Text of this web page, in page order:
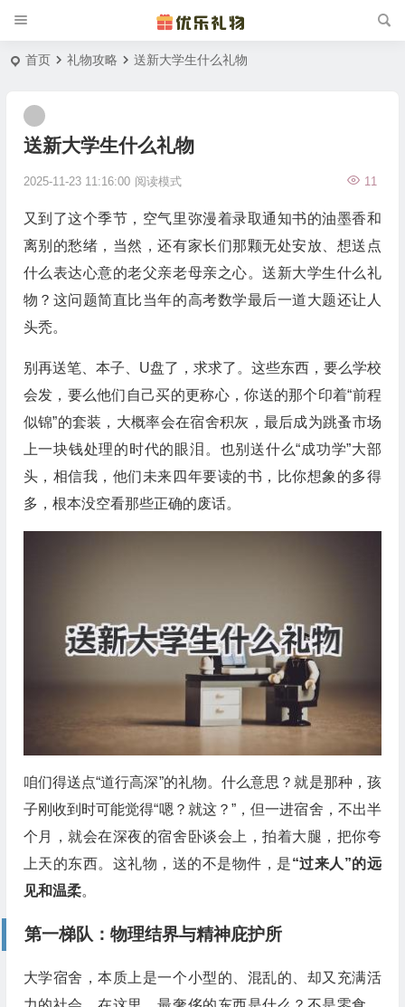
首页 礼物攻略 送新大学生什么礼物
送新大学生什么礼物
2025-11-23 11:16:00 11
阅读模式
又到了这个季节，空气里弥漫着录取通知书的油墨香和
离别的愁绪，当然，还有家长们那颗无处安放、想送点
什么表达心意的老父亲老母亲之心。送新大学生什么礼
物？这问题简直比当年的高考数学最后一道大题还让人
头秃。
别再送笔、本子、U盘了，求求了。这些东西，要么学校
会发，要么他们自己买的更称心，你送的那个印着“前程
似锦”的套装，大概率会在宿舍积灰，最后成为跳蚤市场
上一块钱处理的时代的眼泪。也别送什么“成功学”大部
头，相信我，他们未来四年要读的书，比你想象的多得
多，根本没空看那些正确的废话。
咱们得送点“道行高深”的礼物。什么意思？就是那种，孩
子刚收到时可能觉得“嗯？就这？”，但一进宿舍，不出半
个月，就会在深夜的宿舍卧谈会上，拍着大腿，把你夸
上天的东西。这礼物，送的不是物件，是“过来人”的远
见和温柔。
第一梯队：物理结界与精神庇护所
大学宿舍，本质上是一个小型的、混乱的、却又充满活